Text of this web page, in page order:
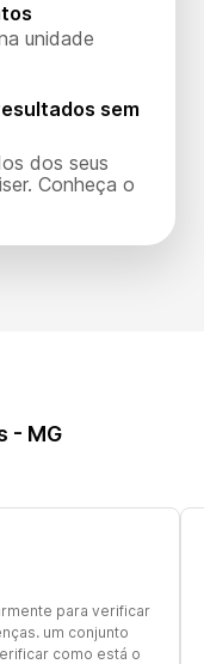
unidade
sem
dos seus
Conheça o
- MG
para verificar
um conjunto
como está o